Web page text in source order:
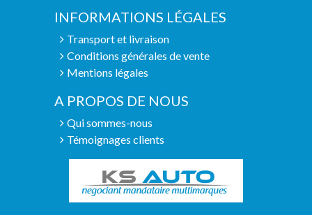
INFORMATIONS LÉGALES
Transport et livraison
Conditions générales de vente
Mentions légales
A PROPOS DE NOUS
Qui sommes-nous
Témoignages clients